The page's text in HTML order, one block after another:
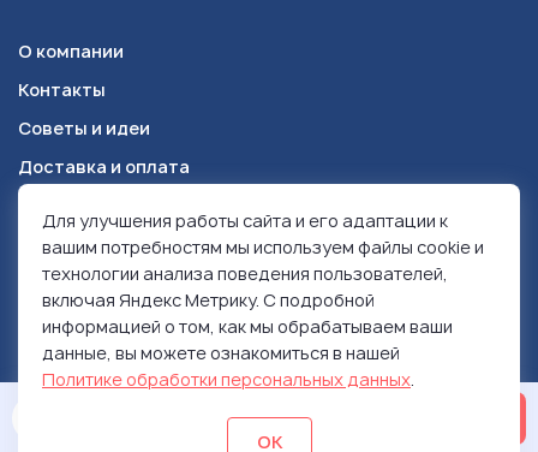
ОСТАВИТЬ ЗАЯВКУ
О компании
Контакты
Советы и идеи
Доставка и оплата
Красноярск +7 (391) 278-49-84
© 1999-2026 Ролен
Политика конфиденциальности
Использование контента
Для улучшения работы сайта и его адаптации к
вашим потребностям мы используем файлы cookie и
технологии анализа поведения пользователей,
включая Яндекс Метрику. С подробной
информацией о том, как мы обрабатываем ваши
данные, вы можете ознакомиться в нашей
Политике обработки персональных данных.
ОК